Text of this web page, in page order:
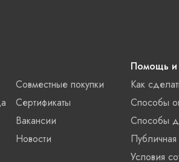
Совместные покупки
Сертификаты
Вакансии
Новости
Помощь и
Как
Способы
Способы
Условия